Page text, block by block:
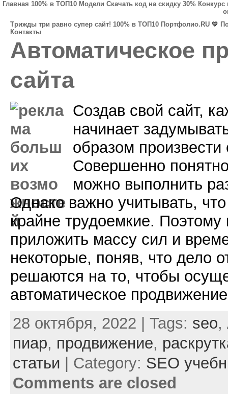
Главная 100% в ТОП10 Модели Скачать код на скидку 30% Конкурс
Трижды три равно супер сайт! 100% в ТОП10 Портфолио.RU💙
Контакты
Автоматическое
сайта
Создав свой сайт,
начинает
образом произвести
Совершенно
можно выполнить
Однако важно учитывать,
крайне трудоемкие. Поэтому
приложить массу сил и
некоторые, поняв, что дело
решаются на то, чтобы
автоматическое
28 октября, 2022 | Tags: seo,
пиар, продвижение,
статьи | Category: SEO
Comments are closed